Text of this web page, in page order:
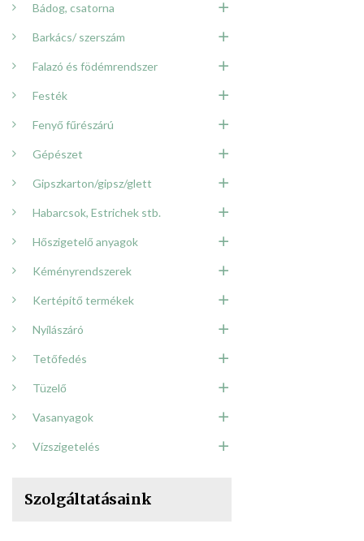
Bádog, csatorna
Barkács/ szerszám
Falazó és födémrendszer
Festék
Fenyő fűrészárú
Gépészet
Gipszkarton/gipsz/glett
Habarcsok, Estrichek stb.
Hőszigetelő anyagok
Kéményrendszerek
Kertépítő termékek
Nyílászáró
Tetőfedés
Tüzelő
Vasanyagok
Vízszigetelés
Szolgáltatásaink